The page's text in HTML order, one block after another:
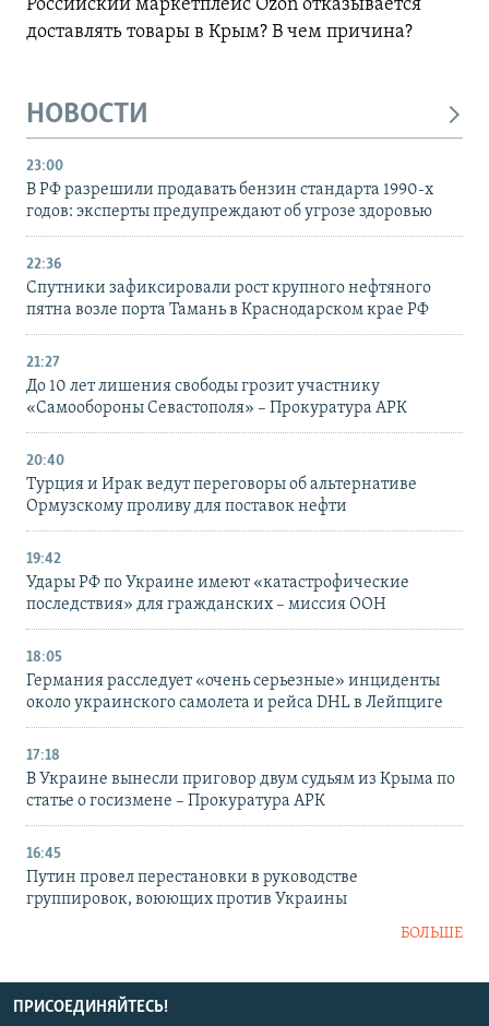
Российский маркетплейс Ozon отказывается
доставлять товары в Крым? В чем причина?
НОВОСТИ
23:00
В РФ разрешили продавать бензин стандарта 1990-х
годов: эксперты предупреждают об угрозе здоровью
22:36
Спутники зафиксировали рост крупного нефтяного
пятна возле порта Тамань в Краснодарском крае РФ
21:27
До 10 лет лишения свободы грозит участнику
«Самообороны Севастополя» – Прокуратура АРК
20:40
Турция и Ирак ведут переговоры об альтернативе
Ормузскому проливу для поставок нефти
19:42
Удары РФ по Украине имеют «катастрофические
последствия» для гражданских – миссия ООН
18:05
Германия расследует «очень серьезные» инциденты
около украинского самолета и рейса DHL в Лейпциге
17:18
В Украине вынесли приговор двум судьям из Крыма по
статье о госизмене – Прокуратура АРК
16:45
Путин провел перестановки в руководстве
группировок, воюющих против Украины
БОЛЬШЕ
ПРИСОЕДИНЯЙТЕСЬ!